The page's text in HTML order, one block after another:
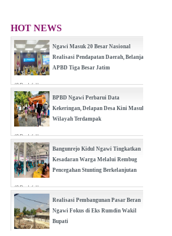
HOT NEWS
Ngawi Masuk 20 Besar Nasional
Realisasi Pendapatan Daerah, Belanja
APBD Tiga Besar Jatim
(0 Reply(s))
BPBD Ngawi Perbarui Data
Kekeringan, Delapan Desa Kini Masuk
Wilayah Terdampak
(0 Reply(s))
Bangunrejo Kidul Ngawi Tingkatkan
Kesadaran Warga Melalui Rembug
Pencegahan Stunting Berkelanjutan
(0 Reply(s))
Realisasi Pembangunan Pasar Beran
Ngawi Fokus di Eks Rumdin Wakil
Bupati